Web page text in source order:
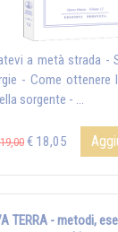
a metà strada -
- Come ottenere
sorgente - ...
€ 18,05
TERRA - metodi,